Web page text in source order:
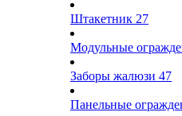
Штакетник 27
Модульные
Заборы жалюзи 47
Панельные